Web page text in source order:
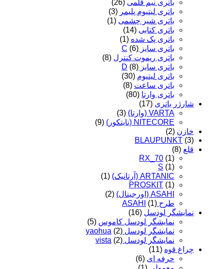
باتری نیم قلمی (26)
باتری لیتیوم پلیمر (3)
باتری شیر چشمی (1)
باتری کتابی (14)
باتری پک شده (1)
باتری سایز C (6)
باتری ریموت کنترل (8)
باتری سایز D (8)
باتری لیتیوم (30)
باتری ساعت (8)
باتری وارتا (80)
شارژر باتری (17)
VARTA (وارتا)
(3)
NITECORE (نایتکور)
(9)
خازن (2)
BLAUPUNKT (3)
قلع (8)
RX_70 (1)
S (1)
ARTANIC (آرتانیک)
(1)
PROSKIT (1)
ASAHI (اورجینال)
(2)
طرح ASAHI (1)
نمایشگر لودسل (16)
نمایشگر لودسل کاموس (5)
نمایشگر لودسل yaohua (2)
نمایشگر لودسل vista (2)
چراغ قوه (11)
حرفه ای (6)